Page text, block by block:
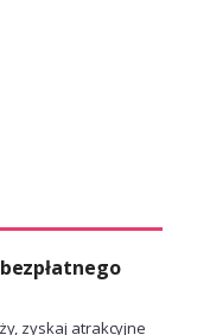
zyskaj atrakcyjne